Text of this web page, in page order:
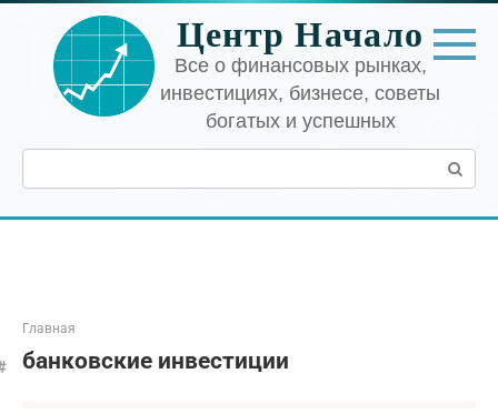
Перейти
контенту
Центр Начало
Все о финансовых рынках,
инвестициях, бизнесе, советы
богатых и успешных
Поиск:
Главная
банковские инвестиции